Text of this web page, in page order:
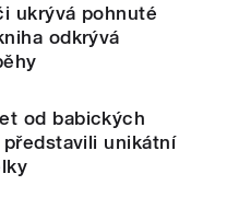
ukrývá pohnuté
odkrývá
od babických
unikátní